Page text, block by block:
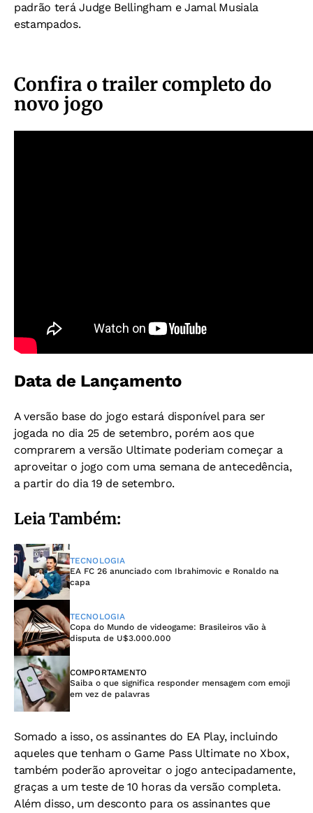
padrão terá Judge Bellingham e Jamal Musiala
estampados.
Confira o trailer completo do
novo jogo
Data de Lançamento
A versão base do jogo estará disponível para ser
jogada no dia 25 de setembro, porém aos que
comprarem a versão Ultimate poderiam começar a
aproveitar o jogo com uma semana de antecedência,
a partir do dia 19 de setembro.
Leia Também:
TECNOLOGIA
EA FC 26 anunciado com Ibrahimovic e Ronaldo na
capa
TECNOLOGIA
Copa do Mundo de videogame: Brasileiros vão à
disputa de U$3.000.000
COMPORTAMENTO
Saiba o que significa responder mensagem com emoji
em vez de palavras
Somado a isso, os assinantes do EA Play, incluindo
aqueles que tenham o Game Pass Ultimate no Xbox,
também poderão aproveitar o jogo antecipadamente,
graças a um teste de 10 horas da versão completa.
Além disso, um desconto para os assinantes que